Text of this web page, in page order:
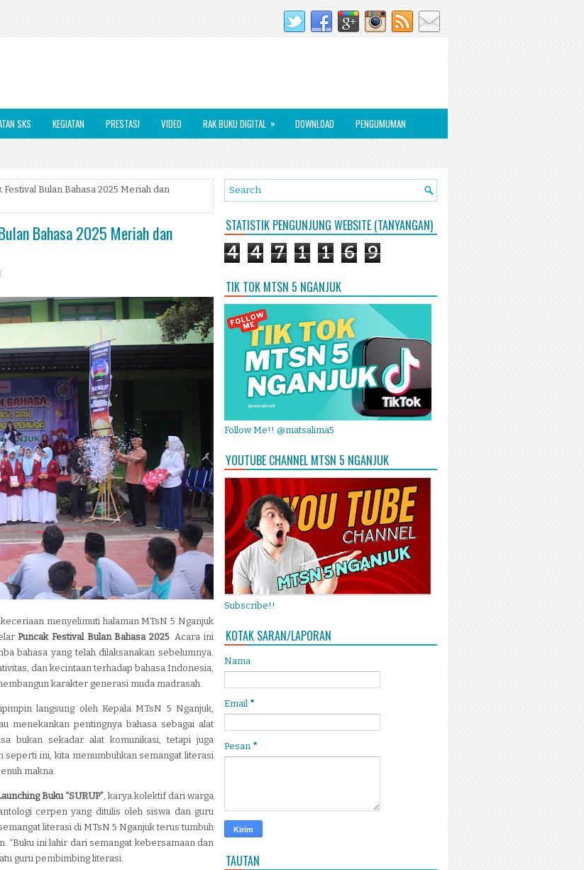
SKS KEGIATAN PRESTASI VIDEO RAK BUKU DIGITAL » DOWNLOAD PENGUMUMAN
Festival Bulan Bahasa 2025 Meriah dan
Bahasa 2025 Meriah dan
menyelimuti halaman MTsN 5 Nganjuk
Puncak Festival Bulan Bahasa 2025. Acara ini
bahasa yang telah dilaksanakan sebelumnya.
dan kecintaan terhadap bahasa Indonesia,
karakter generasi muda madrasah.
langsung oleh Kepala MTsN 5 Nganjuk,
menekankan pentingnya bahasa sebagai alat
bukan sekadar alat komunikasi, tetapi juga
seperti ini, kita menumbuhkan semangat literasi
makna.
Buku “SURUP”, karya kolektif dari warga
cerpen yang ditulis oleh siswa dan guru
literasi di MTsN 5 Nganjuk terus tumbuh
“Buku ini lahir dari semangat kebersamaan dan
guru pembimbing literasi.
STATISTIK PENGUNJUNG WEBSITE (TANYANGAN)
4 4 7 1 1 6 9
TIK TOK MTSN 5 NGANJUK
Follow Me!! @matsalima5
YOUTUBE CHANNEL MTSN 5 NGANJUK
Subscribe!!
KOTAK SARAN/LAPORAN
Nama
Email *
Pesan *
TAUTAN